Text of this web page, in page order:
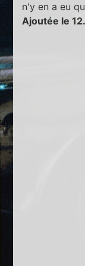
n'y en a eu
Ajoutée le